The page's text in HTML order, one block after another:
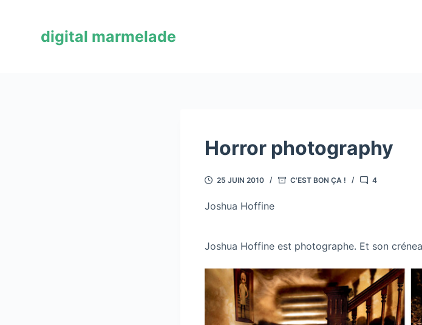
digital marmelade
Horror photography
25 JUIN 2010 C'EST BON ÇA ! 4
Joshua Hoffine
Joshua Hoffine est photographe. Et son